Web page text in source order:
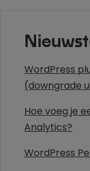
WordPress
(downgrade
Hoe voeg je
Analytics?
WordPress